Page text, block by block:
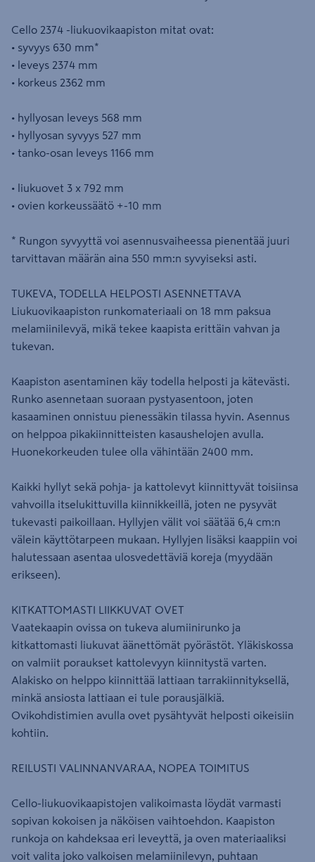
Cello 2374 -liukuovikaapiston mitat ovat:
• syvyys 630 mm*
• leveys 2374 mm
• korkeus 2362 mm
• hyllyosan leveys 568 mm
• hyllyosan syvyys 527 mm
• tanko-osan leveys 1166 mm
• liukuovet 3 x 792 mm
• ovien korkeussäätö +-10 mm
* Rungon syvyyttä voi asennusvaiheessa pienentää juuri
tarvittavan määrän aina 550 mm:n syvyiseksi asti.
TUKEVA, TODELLA HELPOSTI ASENNETTAVA
Liukuovikaapiston runkomateriaali on 18 mm paksua
melamiinilevyä, mikä tekee kaapista erittäin vahvan ja
tukevan.
Kaapiston asentaminen käy todella helposti ja kätevästi.
Runko asennetaan suoraan pystyasentoon, joten
kasaaminen onnistuu pienessäkin tilassa hyvin. Asennus
on helppoa pikakiinnitteisten kasaushelojen avulla.
Huonekorkeuden tulee olla vähintään 2400 mm.
Kaikki hyllyt sekä pohja- ja kattolevyt kiinnittyvät toisiinsa
vahvoilla itselukittuvilla kiinnikkeillä, joten ne pysyvät
tukevasti paikoillaan. Hyllyjen välit voi säätää 6,4 cm:n
välein käyttötarpeen mukaan. Hyllyjen lisäksi kaappiin voi
halutessaan asentaa ulosvedettäviä koreja (myydään
erikseen).
KITKATTOMASTI LIIKKUVAT OVET
Vaatekaapin ovissa on tukeva alumiinirunko ja
kitkattomasti liukuvat äänettömät pyörästöt. Yläkiskossa
on valmiit poraukset kattolevyyn kiinnitystä varten.
Alakisko on helppo kiinnittää lattiaan tarrakiinnityksellä,
minkä ansiosta lattiaan ei tule porausjälkiä.
Ovikohdistimien avulla ovet pysähtyvät helposti oikeisiin
kohtiin.
REILUSTI VALINNANVARAA, NOPEA TOIMITUS
Cello-liukuovikaapistojen valikoimasta löydät varmasti
sopivan kokoisen ja näköisen vaihtoehdon. Kaapiston
runkoja on kahdeksaa eri leveyttä, ja oven materiaaliksi
voit valita joko valkoisen melamiinilevyn, puhtaan